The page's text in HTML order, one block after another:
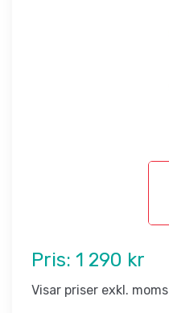
Pris: 1 290 kr
Visar priser exkl. moms